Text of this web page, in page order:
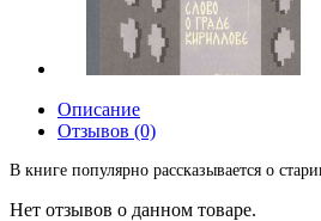
Описание
Отзывов (0)
В книге популярно рассказывается о
Нет отзывов о данном товаре.